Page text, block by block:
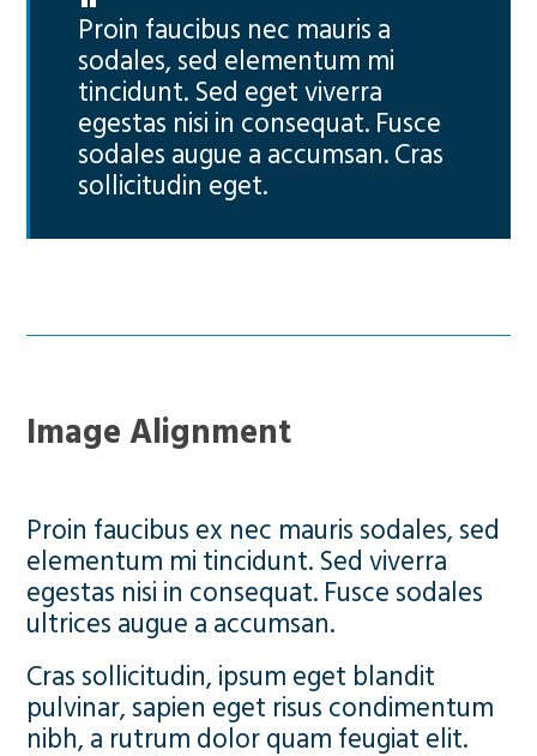
Proin faucibus nec mauris a
sodales, sed elementum mi
tincidunt. Sed eget viverra
egestas nisi in consequat. Fusce
sodales augue a accumsan. Cras
sollicitudin eget.
Image Alignment
Proin faucibus ex nec mauris sodales, sed
elementum mi tincidunt. Sed viverra
egestas nisi in consequat. Fusce sodales
ultrices augue a accumsan.
Cras sollicitudin, ipsum eget blandit
pulvinar, sapien eget risus condimentum
nibh, a rutrum dolor quam feugiat elit.